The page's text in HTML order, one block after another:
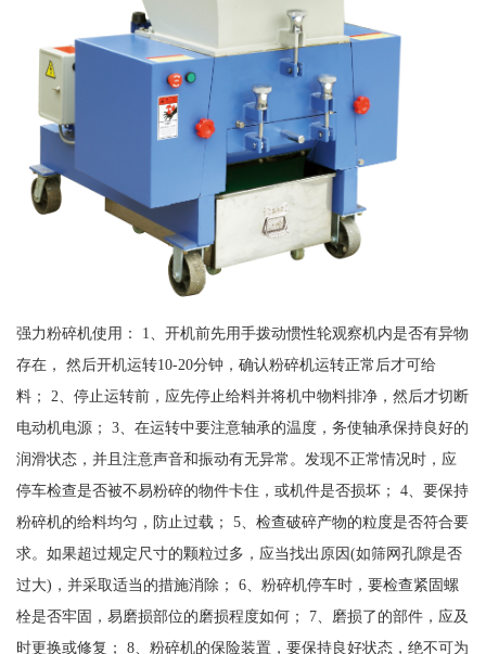
强力粉碎机使用： 1、开机前先用手拨动惯性轮观察机内是否有异物
存在， 然后开机运转10-20分钟，确认粉碎机运转正常后才可给
料； 2、停止运转前，应先停止给料并将机中物料排净，然后才切断
电动机电源； 3、在运转中要注意轴承的温度，务使轴承保持良好的
润滑状态，并且注意声音和振动有无异常。发现不正常情况时，应
停车检查是否被不易粉碎的物件卡住，或机件是否损坏； 4、要保持
粉碎机的给料均匀，防止过载； 5、检查破碎产物的粒度是否符合要
求。如果超过规定尺寸的颗粒过多，应当找出原因(如筛网孔隙是否
过大)，并采取适当的措施消除； 6、粉碎机停车时，要检查紧固螺
栓是否牢固，易磨损部位的磨损程度如何； 7、磨损了的部件，应及
时更换或修复； 8、粉碎机的保险装置，要保持良好状态，绝不可为